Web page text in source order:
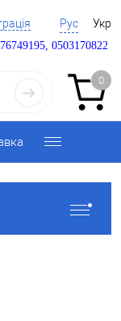
Рус Укр
0503170822
0